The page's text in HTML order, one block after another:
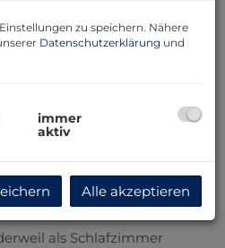
eine gemütliche
Rundgang durch das
zentral begehbar.
mit Wanne und Dusche.
als Schlafzimmer
zu speichern. Nähere
Datenschutzerklärung und
immer
aktiv
Alle akzeptieren